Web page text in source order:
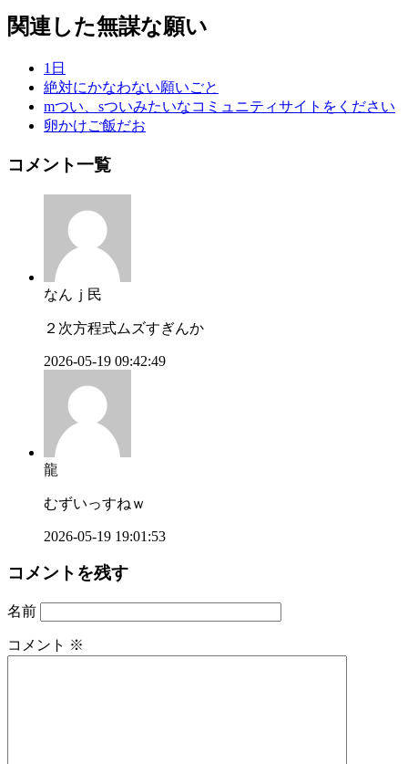
関連した無謀な願い
1日
絶対にかなわない願いごと
mつい、sついみたいなコミュニティサイトをください
卵かけご飯だお
コメント一覧
なんｊ民
２次方程式ムズすぎんか
2026-05-19 09:42:49
龍
むずいっすねｗ
2026-05-19 19:01:53
コメントを残す
名前
コメント ※